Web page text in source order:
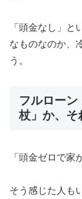
「頭金なし」
なものなのか、
う。
フルロー
杖」か、そ
「頭金ゼロで家
そう感じた人も